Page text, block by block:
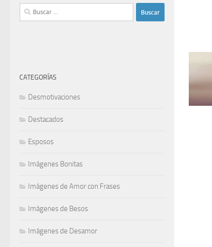
Buscar:
CATEGORÍAS
Desmotivaciones
Destacados
Esposos
Imágenes Bonitas
Imágenes de Amor con Frases
Imágenes de Besos
Imágenes de Desamor